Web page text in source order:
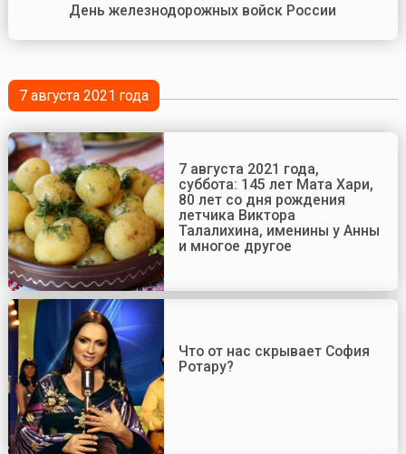
День железнодорожных войск России
7 августа 2021 года
7 августа 2021 года,
суббота: 145 лет Мата Хари,
80 лет со дня рождения
летчика Виктора
Талалихина, именины у Анны
и многое другое
Что от нас скрывает София
Ротару?